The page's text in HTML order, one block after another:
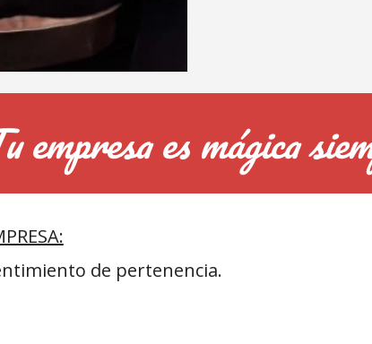
empresa es mágica
de pertenencia.